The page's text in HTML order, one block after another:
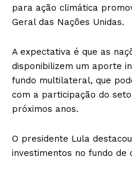
para ação climática
Geral das Nações Unidas.
A expectativa é que as
disponibilizem um aporte
fundo multilateral, que
com a participação do
próximos anos.
O presidente Lula
investimentos no fundo de